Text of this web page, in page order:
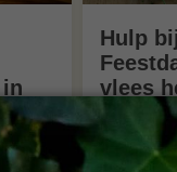
Hulp
vlees
nodig
(De
Twijfel